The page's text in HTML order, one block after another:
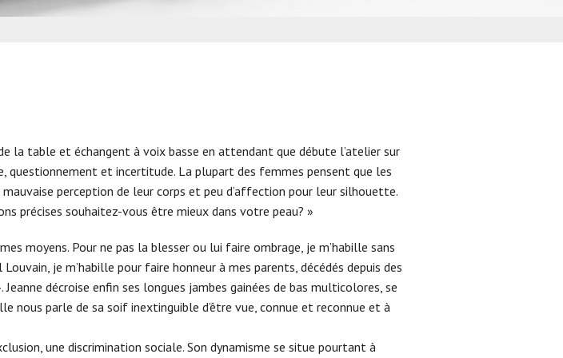
la table et échangent à voix basse en attendant que débute l’atelier sur
et incertitude. La plupart des femmes pensent que les
perception de leur corps et peu d’affection pour leur silhouette.
précises souhaitez-vous être mieux dans votre peau? »
moyens. Pour ne pas la blesser ou lui faire ombrage, je m’habille sans
je m’habille pour faire honneur à mes parents, décédés depuis des
décroise enfin ses longues jambes gainées de bas multicolores, se
parle de sa soif inextinguible d’être vue, connue et reconnue et à
une discrimination sociale. Son dynamisme se situe pourtant à